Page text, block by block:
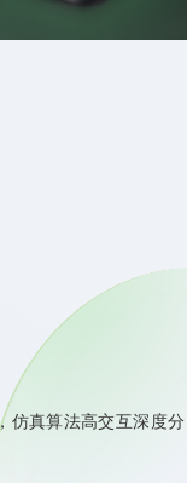
仿真算法高交互深度分